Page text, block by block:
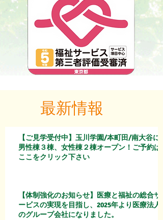
最新情報
【ご見学受付中】玉川学園/本町田/南大谷に
男性棟３棟、女性棟２棟オープン！ご予約は
ここをクリック下さい
【体制強化のお知らせ】医療と福祉の総合サ
ービスの実現を目指し、2025年より医療法人
のグループ会社になりました。